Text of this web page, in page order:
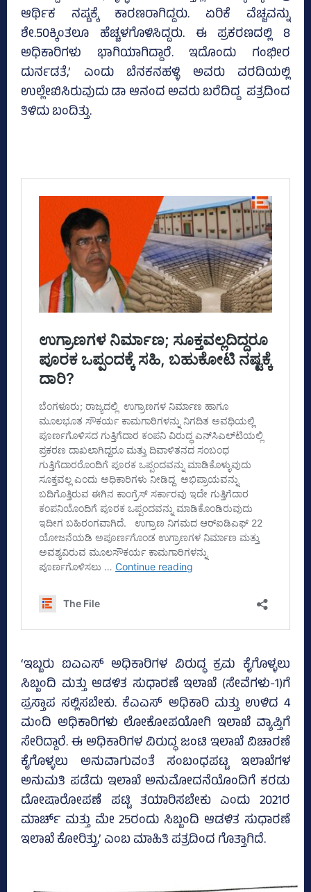
ಆರ್ಥಿಕ ನಷ್ಟಕ್ಕೆ ಕಾರಣರಾಗಿದ್ದರು. ಏರಿಕೆ ವೆಚ್ಚವನ್ನು
ಶೇ.50ಕ್ಕಿಂತಲೂ ಹೆಚ್ಚಳಗೊಳಿಸಿದ್ದರು. ಈ ಪ್ರಕರಣದಲ್ಲಿ 8
ಅಧಿಕಾರಿಗಳು ಭಾಗಿಯಾಗಿದ್ದಾರೆ. ಇದೊಂದು ಗಂಭೀರ
ದುರ್ನಡತೆ,’ ಎಂದು ಬೆನಕನಹಳ್ಳಿ ಅವರು ವರದಿಯಲ್ಲಿ
ಉಲ್ಲೇಖಿಸಿರುವುದು ಡಾ ಆನಂದ ಅವರು ಬರೆದಿದ್ದ ಪತ್ರದಿಂದ
ತಿಳಿದು ಬಂದಿತ್ತು.
‘ಇಬ್ಬರು ಐಎಎಸ್‌ ಅಧಿಕಾರಿಗಳ ವಿರುದ್ಧ ಕ್ರಮ ಕೈಗೊಳ್ಳಲು
ಸಿಬ್ಬಂದಿ ಮತ್ತು ಆಡಳಿತ ಸುಧಾರಣೆ ಇಲಾಖೆ (ಸೇವೆಗಳು-1)ಗೆ
ಪ್ರಸ್ತಾಪ ಸಲ್ಲಿಸಬೇಕು. ಕೆಎಎಸ್‌ ಅಧಿಕಾರಿ ಮತ್ತು ಉಳಿದ 4
ಮಂದಿ ಅಧಿಕಾರಿಗಳು ಲೋಕೋಪಯೋಗಿ ಇಲಾಖೆ ವ್ಯಾಪ್ತಿಗೆ
ಸೇರಿದ್ದಾರೆ. ಈ ಅಧಿಕಾರಿಗಳ ವಿರುದ್ಧ ಜಂಟಿ ಇಲಾಖೆ ವಿಚಾರಣೆ
ಕೈಗೊಳ್ಳಲು ಅನುವಾಗುವಂತೆ ಸಂಬಂಧಪಟ್ಟ ಇಲಾಖೆಗಳ
ಅನುಮತಿ ಪಡೆದು ಇಲಾಖೆ ಅನುಮೋದನೆಯೊಂದಿಗೆ ಕರಡು
ದೋಷಾರೋಪಣೆ ಪಟ್ಟಿ ತಯಾರಿಸಬೇಕು ಎಂದು 2021ರ
ಮಾರ್ಚ್‌ ಮತ್ತು ಮೇ 25ರಂದು ಸಿಬ್ಬಂದಿ ಆಡಳಿತ ಸುಧಾರಣೆ
ಇಲಾಖೆ ಕೋರಿತ್ತು,’ ಎಂಬ ಮಾಹಿತಿ ಪತ್ರದಿಂದ ಗೊತ್ತಾಗಿದೆ.